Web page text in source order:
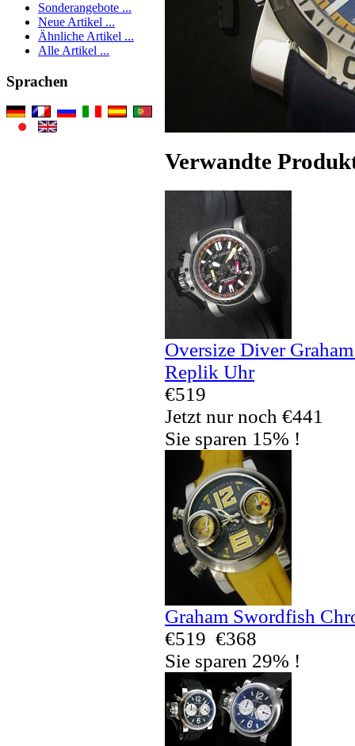
Sonderangebote ...
Neue Artikel ...
Ähnliche Artikel ...
Alle Artikel ...
Sprachen
Verwandte
Oversize Diver
Replik Uhr
€519
Jetzt nur noch €441
Sie sparen 15% !
Graham Swordfish
€519 €368
Sie sparen 29% !